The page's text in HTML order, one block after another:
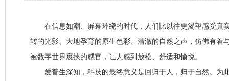
在信息如潮、屏幕环绕的时代，人们比以往更渴望感受真
转的光影、大地孕育的原生色彩、清澈的自然之声，仿佛有着
被数字世界裹挟的感官，让人感到放松、舒适和愉悦。
爱普生深知，科技的最终意义是回归于人，归于自然。为